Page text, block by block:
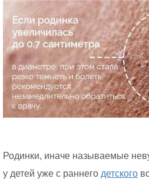
Родинки, иначе называемые
у детей уже с раннего детского